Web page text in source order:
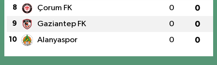
8 Çorum FK 0 0
9 Gaziantep FK 0 0
10 Alanyaspor 0 0